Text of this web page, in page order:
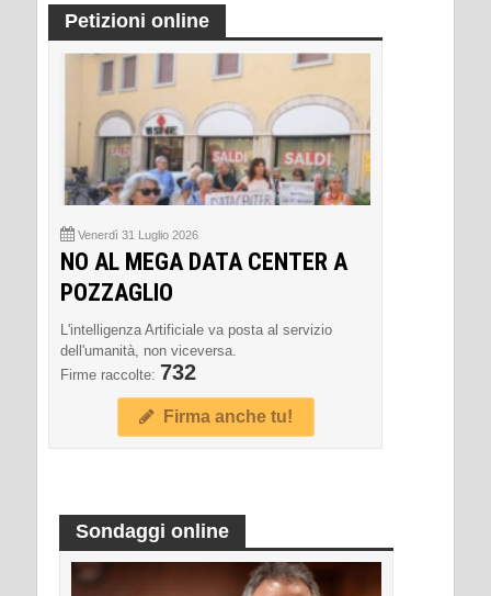
Petizioni online
Venerdì 31 Luglio 2026
NO AL MEGA DATA CENTER A
POZZAGLIO
L'intelligenza Artificiale va posta al servizio
dell'umanità, non viceversa.
Firme raccolte: 732
Firma anche tu!
Sondaggi online